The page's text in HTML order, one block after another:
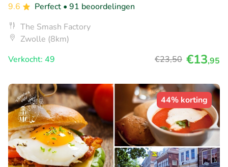
9.6
Perfect • 91 beoordelingen
The Smash Factory
Zwolle (8km)
Verkocht: 49
€23,50 €13,95
44% korting